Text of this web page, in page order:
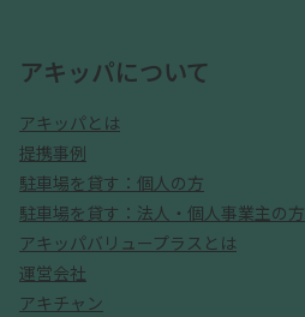
アキッパについて
アキッパとは
提携事例
駐車場を貸す：個人の方
駐車場を貸す：法人・個人事業主の方
アキッパバリュープラスとは
運営会社
アキチャン